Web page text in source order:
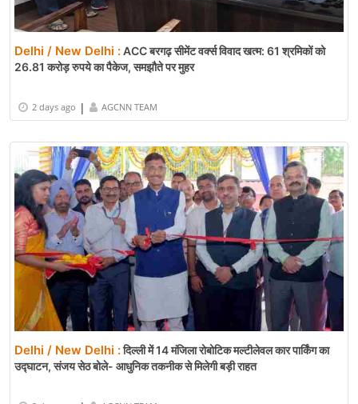
Delhi / New Delhi :ACC बरगढ़ सीमेंट वर्क्स विवाद खत्म: 61 श्रमिकों को
26.81 करोड़ रुपये का पैकेज, समझौते पर मुहर
2 days ago | AGCNN TEAM
Delhi / New Delhi :दिल्ली में 14 मंजिला रोबोटिक मल्टीलेवल कार पार्किंग का
उद्घाटन, संजय सेठ बोले- आधुनिक तकनीक से मिलेगी बड़ी राहत